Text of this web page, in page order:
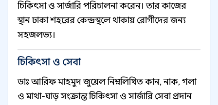
চিকিৎসা ও সার্জারি পরিচালনা করেন। তার কাজের
স্থান ঢাকা শহরের কেন্দ্রস্থলে থাকায় রোগীদের জন্য
সহজলভ্য।
চিকিৎসা ও সেবা
ডাঃ আরিফ মাহমুদ জুয়েল নিম্নলিখিত কান, নাক, গলা
ও মাথা-ঘাড় সংক্রান্ত চিকিৎসা ও সার্জারি সেবা প্রদান